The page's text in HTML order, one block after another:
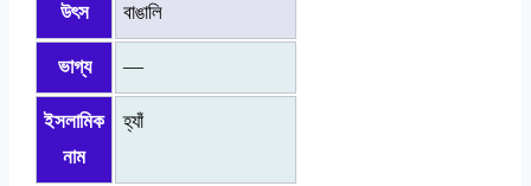
উৎস বাঙালি
ভাগ্য —
ইসলামিক
নাম
হ্যাঁ